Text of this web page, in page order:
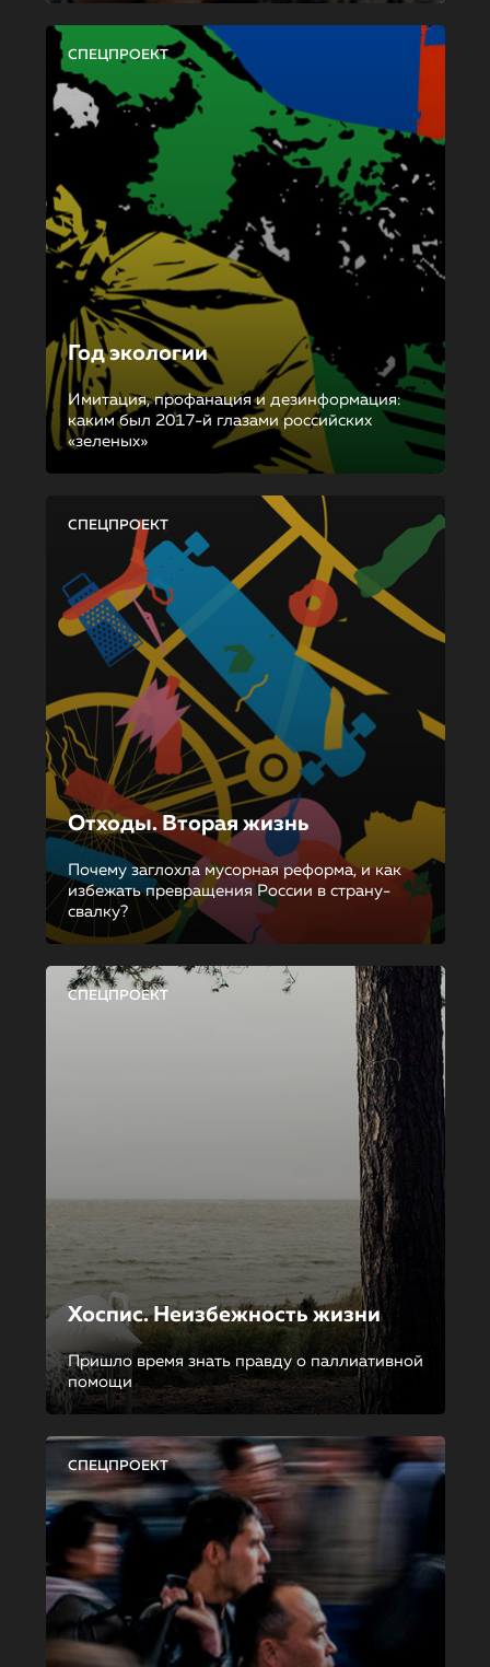
СПЕЦПРОЕКТ
Год экологии
Имитация, профанация и дезинформация:
каким был 2017-й глазами российских
«зеленых»
СПЕЦПРОЕКТ
Отходы. Вторая жизнь
Почему заглохла мусорная реформа, и как
избежать превращения России в страну-
свалку?
СПЕЦПРОЕКТ
Хоспис. Неизбежность жизни
Пришло время знать правду о паллиативной
помощи
СПЕЦПРОЕКТ